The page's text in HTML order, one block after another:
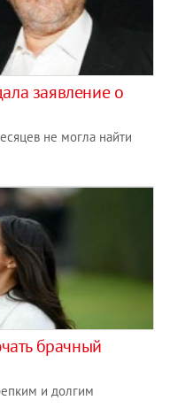
заявление о
не могла найти
брачный
и долгим